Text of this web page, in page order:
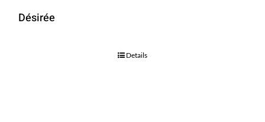
Désirée
Details